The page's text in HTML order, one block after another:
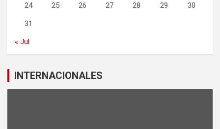
24 25 26 27 28 29 30
31
« Jul
INTERNACIONALES